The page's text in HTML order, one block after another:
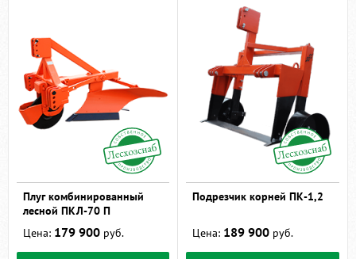
Плуг комбинированный
лесной ПКЛ-70 П
Цена: 179 900 руб.
Подрезчик корней ПК-1,2
Цена: 189 900 руб.